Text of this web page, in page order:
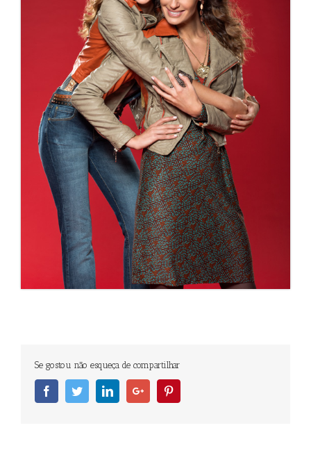
Se gostou não esqueça de compartilhar
FacebookTwitterLinkedinGoogleplus